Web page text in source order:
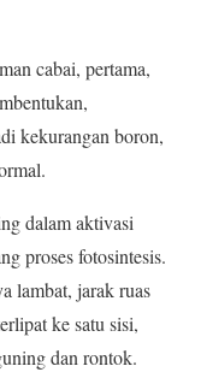
cabai, pertama,
kekurangan boron,
dalam aktivasi
proses fotosintesis.
lambat, jarak ruas
ke satu sisi,
dan rontok.